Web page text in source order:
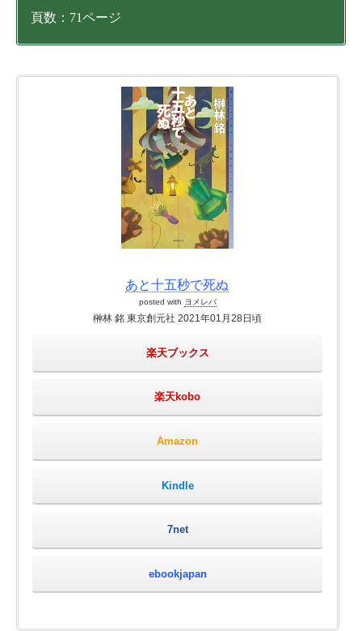
頁数：71ページ
あと十五秒で死ぬ
posted with ヨメレバ
榊林 銘 東京創元社 2021年01月28日頃
楽天ブックス
楽天kobo
Amazon
Kindle
7net
ebookjapan